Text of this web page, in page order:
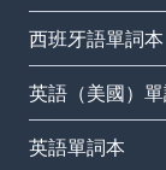
西班牙語單詞本
英語（美國）
英語單詞本